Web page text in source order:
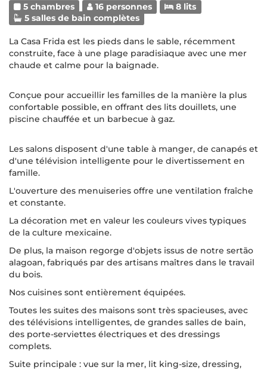
5 chambres 16 personnes
8 lits
5 salles de bain complètes
La Casa Frida est les pieds dans le sable, récemment
construite, face à une plage paradisiaque avec une mer
chaude et calme pour la baignade.
Conçue pour accueillir les familles de la manière la plus
confortable possible, en offrant des lits douillets, une
piscine chauffée et un barbecue à gaz.
Les salons disposent d'une table à manger, de canapés et
d'une télévision intelligente pour le divertissement en
famille.
L'ouverture des menuiseries offre une ventilation fraîche
et constante.
La décoration met en valeur les couleurs vives typiques
de la culture mexicaine.
De plus, la maison regorge d'objets issus de notre sertão
alagoan, fabriqués par des artisans maîtres dans le travail
du bois.
Nos cuisines sont entièrement équipées.
Toutes les suites des maisons sont très spacieuses, avec
des télévisions intelligentes, de grandes salles de bain,
des porte-serviettes électriques et des dressings
complets.
Suite principale : vue sur la mer, lit king-size, dressing,